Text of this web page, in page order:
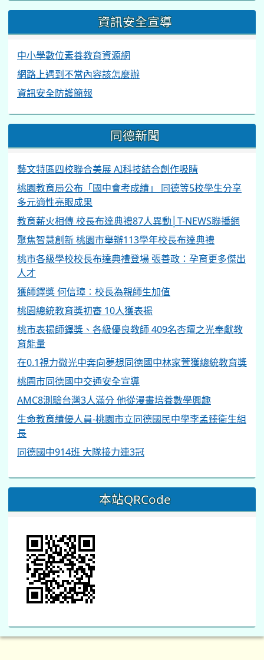
資訊安全宣導
中小學數位素養教育資源網
網路上遇到不當內容該怎麼辦
資訊安全防護簡報
同德新聞
藝文特區四校聯合美展 AI科技結合創作吸睛
桃園教育局公布「國中會考成績」 同德等5校學生分享
多元適性亮眼成果
教育薪火相傳 校長布達典禮87人異動│T-NEWS聯播網
聚焦智慧創新 桃園市舉辦113學年校長布達典禮
桃市各級學校校長布達典禮登場 張善政：孕育更多傑出
人才
獲師鐸獎 何信璋︰校長為親師生加值
桃園總統教育獎初審 10人獲表揚
桃市表揚師鐸獎、各級優良教師 409名杏壇之光奉獻教
育能量
在0.1視力微光中奔向夢想同德國中林家萱獲總統教育獎
桃園市同德國中交通安全宣導
AMC8測驗台灣3人滿分 他從漫畫培養數學興趣
生命教育績優人員-桃園市立同德國民中學李孟臻衛生組
長
同德國中914班 大隊接力連3冠
本站QRCode